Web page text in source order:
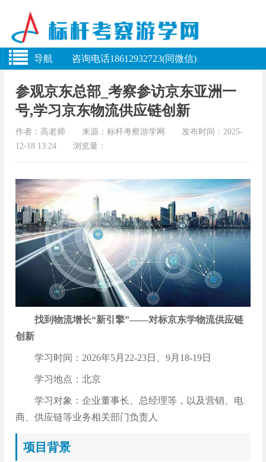
导航 咨询电话18612932723(同微信)
参观京东总部_考察参访京东亚洲一
号,学习京东物流供应链创新
作者：高老师 来源：标杆考察游学网 发布时间：2025-
12-18 13:24 浏览量：
找到物流增长“新引擎”——对标京东学物流供应链
创新
学习时间：2026年5月22-23日、9月18-19日
学习地点：北京
学习对象：企业董事长、总经理等，以及营销、电
商、供应链等业务相关部门负责人
项目背景